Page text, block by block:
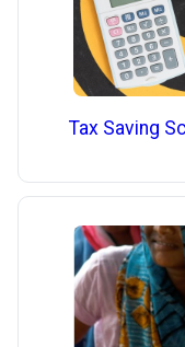
Tax Saving